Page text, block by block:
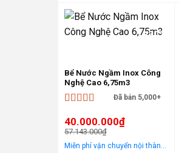
-30%
Bể Nước Ngầm Inox Công
Nghệ Cao 6,75m3
hạng55 sao
Đã bán 5,000+
57.143.000₫
Giá
40.000.000₫
Giá